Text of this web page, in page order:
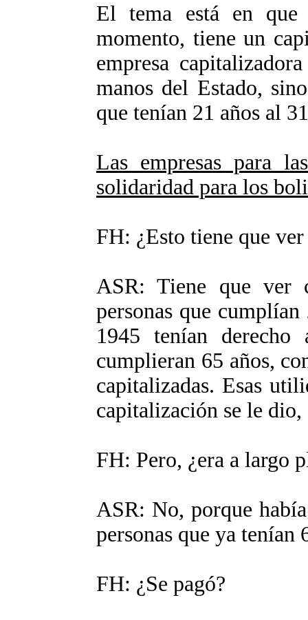
El tema está en
momento, tiene un
empresa
manos del Estado,
que tenían 21 años al
Las empresas para
solidaridad para los
FH: ¿Esto tiene que
ASR: Tiene que ver
personas que
1945 tenían
cumplieran 65 años,
capitalizadas. Esas
capitalización se le
FH: Pero, ¿era a largo
ASR: No, porque
personas que ya tenían
FH: ¿Se pagó?